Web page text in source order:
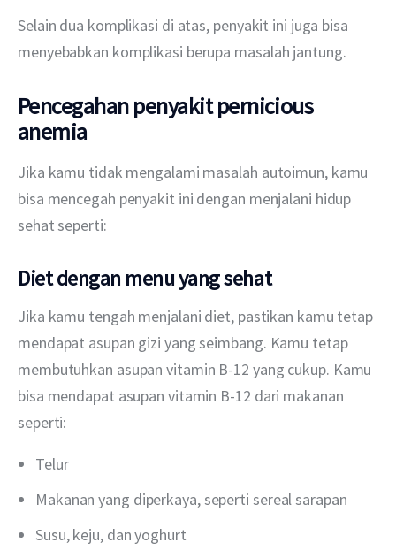
Selain dua komplikasi di atas, penyakit ini juga bisa
menyebabkan komplikasi berupa masalah jantung.
Pencegahan penyakit pernicious
anemia
Jika kamu tidak mengalami masalah autoimun, kamu
bisa mencegah penyakit ini dengan menjalani hidup
sehat seperti:
Diet dengan menu yang sehat
Jika kamu tengah menjalani diet, pastikan kamu tetap
mendapat asupan gizi yang seimbang. Kamu tetap
membutuhkan asupan vitamin B-12 yang cukup. Kamu
bisa mendapat asupan vitamin B-12 dari makanan
seperti:
Telur
Makanan yang diperkaya, seperti sereal sarapan
Susu, keju, dan yoghurt